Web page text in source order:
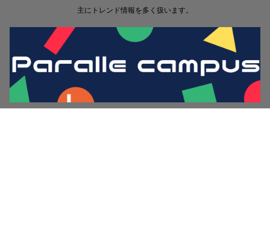
主にトレンド情報を多く扱います。